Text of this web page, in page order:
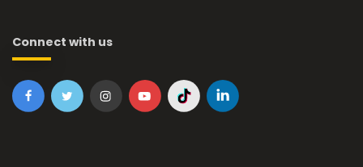
Connect with us